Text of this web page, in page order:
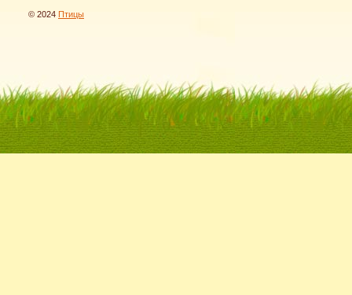
© 2024 Птицы